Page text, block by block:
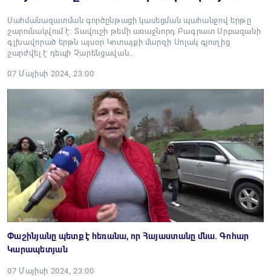
Սահմանազատման գործընթացի կասեցման պահանջով երթը
շարունակվում է: Տավուշի թեմի առաջնորդ Բագրատ Սրբազանի
գլխավորած երթն այսօր Կոտայքի մարզի Սոլակ գյուղից
շարժվել է դեպի Չարենցավան…
07 Մայիսի 2024, 23:00
Փաշինյանը պետք է հեռանա, որ Հայաստանը մնա. Գոհար
Կարապետյան
07 Մայիսի 2024, 23:00